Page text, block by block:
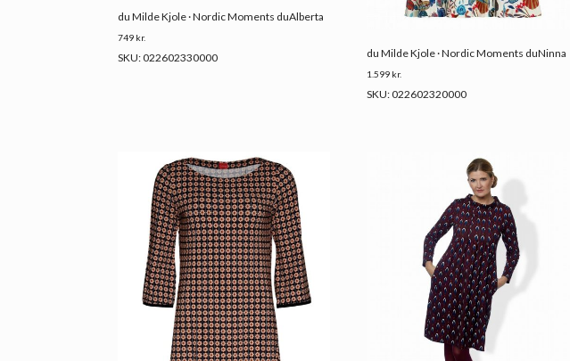
du Milde Kjole · Nordic Moments duAlberta
749 kr.
SKU: 022602330000 du Milde Kjole · Nordic Moments duNinna
1.599 kr.
SKU: 022602320000